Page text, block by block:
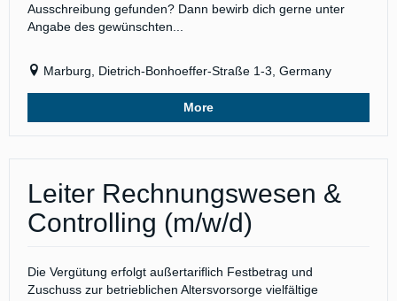
Ausschreibung gefunden? Dann bewirb dich gerne unter
Angabe des gewünschten...
Marburg, Dietrich-Bonhoeffer-Straße 1-3, Germany
More
Leiter Rechnungswesen &
Controlling (m/w/d)
Die Vergütung erfolgt außertariflich Festbetrag und
Zuschuss zur betrieblichen Altersvorsorge vielfältige